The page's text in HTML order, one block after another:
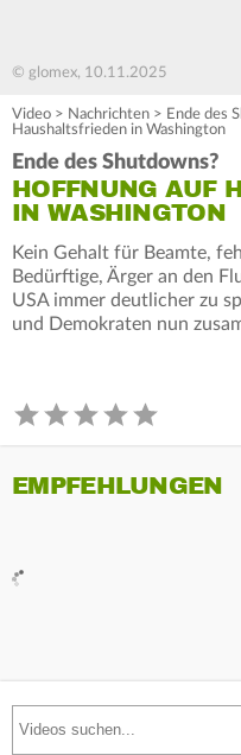
© glomex, 10.11.2025
Video > Nachrichten > Ende des
Haushaltsfrieden in Washington
Ende des Shutdowns?
HOFFNUNG AUF
IN WASHINGTON
Kein Gehalt für Beamte,
Bedürftige, Ärger an den
USA immer deutlicher zu
und Demokraten nun
EMPFEHLUNGEN